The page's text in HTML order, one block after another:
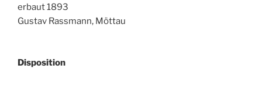
erbaut 1893
Gustav Rassmann, Möttau
Disposition